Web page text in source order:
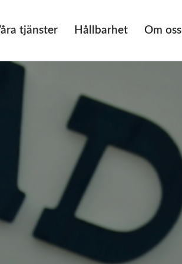
tjänster Hållbarhet Om oss